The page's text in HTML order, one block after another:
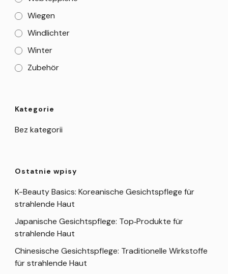
Wiegen
Windlichter
Winter
Zubehör
Kategorie
Bez kategorii
Ostatnie wpisy
K-Beauty Basics: Koreanische Gesichtspflege für
strahlende Haut
Japanische Gesichtspflege: Top‑Produkte für
strahlende Haut
Chinesische Gesichtspflege: Traditionelle Wirkstoffe
für strahlende Haut